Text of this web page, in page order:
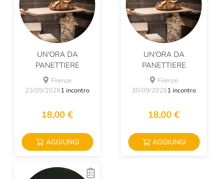
UN'ORA DA
PANETTIERE
Firenze
23/09/20261 incontro
18,00 €
AGGIUNGI
UN'ORA DA
PANETTIERE
Firenze
30/09/20261 incontro
18,00 €
AGGIUNGI